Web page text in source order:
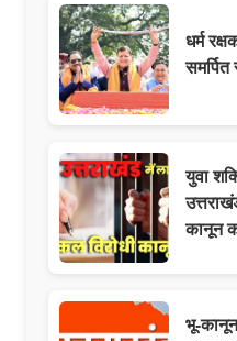
धर्म
समर्पित
युवा
कानून
भू-